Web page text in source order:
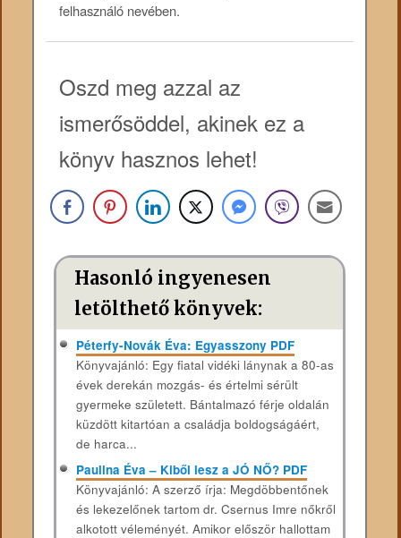
felhasználó nevében.
Oszd meg azzal az
ismerősöddel, akinek ez a
könyv hasznos lehet!
Hasonló ingyenesen
letölthető könyvek:
Péterfy-Novák Éva: Egyasszony PDF
Könyvajánló: Egy fiatal vidéki lánynak a 80-as
évek derekán mozgás- és értelmi sérült
gyermeke született. Bántalmazó férje oldalán
küzdött kitartóan a családja boldogságáért,
de harca...
Paulina Éva – Kiből lesz a JÓ NŐ? PDF
Könyvajánló: A szerző írja: Megdöbbentőnek
és lekezelőnek tartom dr. Csernus Imre nőkről
alkotott véleményét. Amikor először hallottam